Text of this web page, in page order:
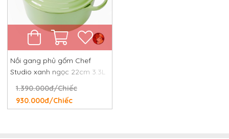
Nồi gang phủ gốm Chef
Studio xanh ngọc 22cm 3.3L
1.390.000đ/Chiếc
930.000đ/Chiếc